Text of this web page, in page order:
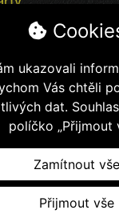
od 18 - 20.7.
jídlo, pití bezva
© 2026,
Slavomír - E-
ukazovali
Vás chtěli
dat.
políčko „Přijmout
Zamítnout vše
Přijmout vše